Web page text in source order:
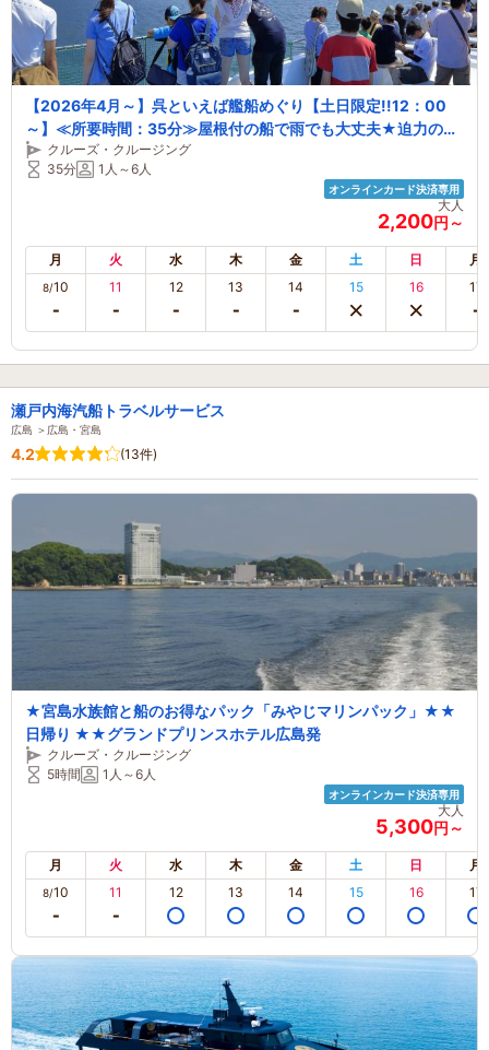
【2026年4月～】呉といえば艦船めぐり【土日限定!!12：00
～】≪所要時間：35分≫屋根付の船で雨でも大丈夫★迫力の艦
船群！屋上オープンデッキを備えた船で快適クルージング★
【ファミリー・カップル】
クルーズ・クルージング
35分
1人～6人
オンラインカード決済専用
大人
2,200円～
月 火 水 木 金 土 日 月
8/10 11 12 13 14 15 16 17
瀬戸内海汽船トラベルサービス
広島 ＞広島・宮島
4.2 (13件)
★宮島水族館と船のお得なパック「みやじマリンパック」★★
日帰り ★★グランドプリンスホテル広島発
クルーズ・クルージング
5時間
1人～6人
オンラインカード決済専用
大人
5,300円～
月 火 水 木 金 土 日 月
8/10 11 12 13 14 15 16 17